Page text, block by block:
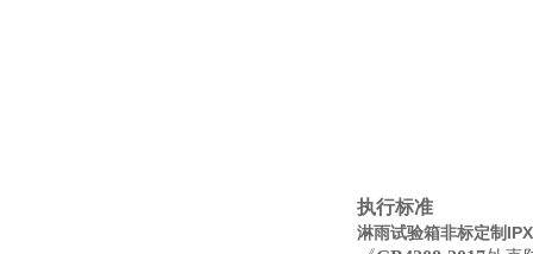
执行标准
淋雨试验箱非标定制